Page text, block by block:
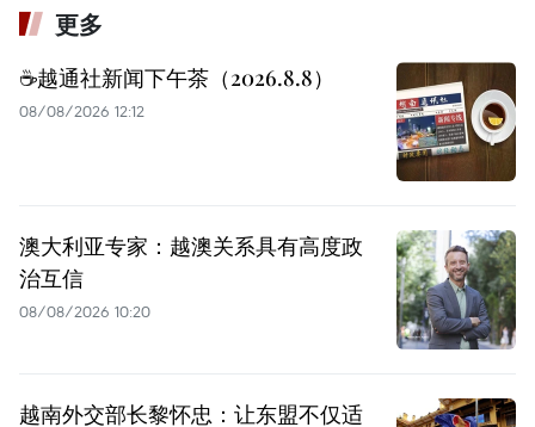
更多
☕️越通社新闻下午茶（2026.8.8）
08/08/2026 12:12
澳大利亚专家：越澳关系具有高度政
治互信
08/08/2026 10:20
越南外交部长黎怀忠：让东盟不仅适